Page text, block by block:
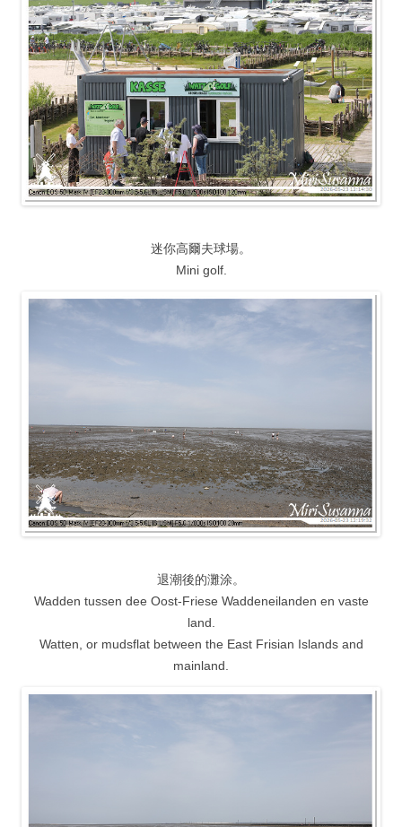
迷你高爾夫球場。
Mini golf.
退潮後的灘涂。
Wadden tussen dee Oost-Friese Waddeneilanden en vaste
land.
Watten, or mudsflat between the East Frisian Islands and
mainland.